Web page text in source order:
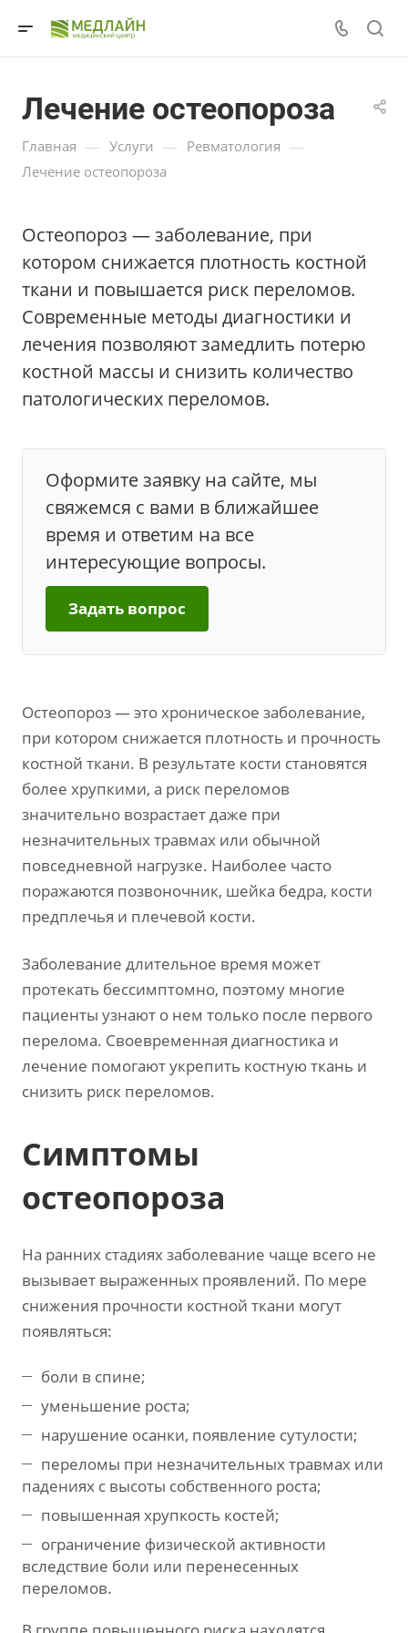
Лечение остеопороза
Главная — Услуги — Ревматология —
Лечение остеопороза
Остеопороз — заболевание, при
котором снижается плотность костной
ткани и повышается риск переломов.
Современные методы диагностики и
лечения позволяют замедлить потерю
костной массы и снизить количество
патологических переломов.
Оформите заявку на сайте, мы
свяжемся с вами в ближайшее
время и ответим на все
интересующие вопросы.
Задать вопрос
Остеопороз — это хроническое заболевание,
при котором снижается плотность и прочность
костной ткани. В результате кости становятся
более хрупкими, а риск переломов
значительно возрастает даже при
незначительных травмах или обычной
повседневной нагрузке. Наиболее часто
поражаются позвоночник, шейка бедра, кости
предплечья и плечевой кости.
Заболевание длительное время может
протекать бессимптомно, поэтому многие
пациенты узнают о нем только после первого
перелома. Своевременная диагностика и
лечение помогают укрепить костную ткань и
снизить риск переломов.
Симптомы
остеопороза
На ранних стадиях заболевание чаще всего не
вызывает выраженных проявлений. По мере
снижения прочности костной ткани могут
появляться:
боли в спине;
уменьшение роста;
нарушение осанки, появление сутулости;
переломы при незначительных травмах или
падениях с высоты собственного роста;
повышенная хрупкость костей;
ограничение физической активности
вследствие боли или перенесенных
переломов.